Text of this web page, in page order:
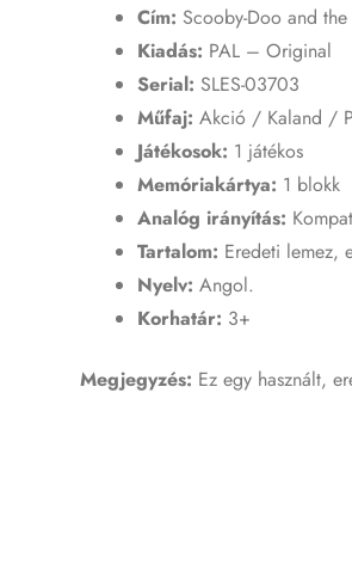
Cím: Scooby-Doo and
Kiadás: PAL – Original
Serial: SLES-03703
Műfaj: Akció / Kaland /
Játékosok: 1 játékos
Memóriakártya: 1 blokk
Analóg irányítás:
Tartalom: Eredeti lemez,
Nyelv: Angol.
Korhatár: 3+
Megjegyzés: Ez egy használt,